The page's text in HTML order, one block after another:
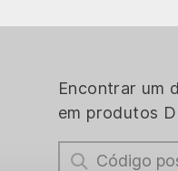
Encontrar um
em produtos